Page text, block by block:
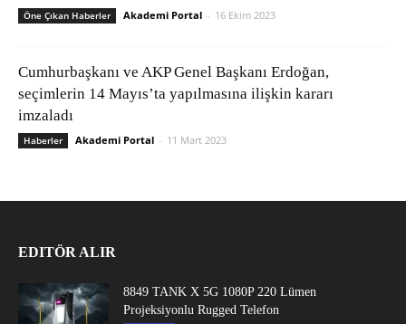
Öne Çıkan Haberler Akademi Portal - 16 Ekim 2023
Cumhurbaşkanı ve AKP Genel Başkanı Erdoğan,
seçimlerin 14 Mayıs’ta yapılmasına ilişkin kararı
imzaladı
Haberler Akademi Portal - 11 Mart 2023
EDITÖR ALIR
8849 TANK X 5G 1080P 220 Lümen
Projeksiyonlu Rugged Telefon